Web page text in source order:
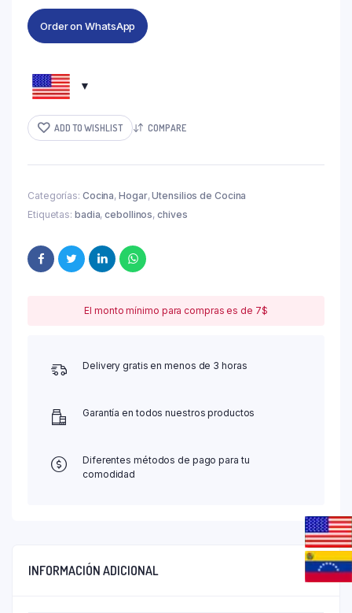
Order on WhatsApp
ADD TO WISHLIST COMPARE
Categorías: Cocina,Hogar,Utensilios de Cocina
Etiquetas: badia,cebollinos,chives
El monto mínimo para compras es de 7$
Delivery gratis en menos de 3 horas
Garantía en todos nuestros productos
Diferentes métodos de pago para tu
comodidad
INFORMACIÓN ADICIONAL